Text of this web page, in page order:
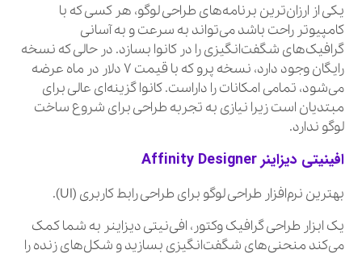
یکی از ارزان‌ترین برنامه‌های طراحی لوگو، هر کسی که با
کامپیوتر راحت باشد می‌تواند به سرعت و به آسانی
گرافیک‌های شگفت‌انگیزی را در کانوا بسازد. در حالی که نسخه
رایگان وجود دارد، نسخه پرو که با قیمت ۷ دلار در ماه عرضه
می‌شود، تمامی امکانات را داراست. کانوا گزینه‌ای عالی برای
مبتدیان است زیرا نیازی به تجربه طراحی برای شروع ساخت
لوگو ندارد.
افینیتی دیزاینرAffinity Designer
بهترین نرم‌افزار طراحی لوگو برای طراحی رابط کاربری (UI).
یک ابزار طراحی گرافیک وکتور، افی‌نیتی دیزاینر به شما کمک
می‌کند منحنی‌های شگفت‌انگیزی بسازید و شکل‌های زنده را